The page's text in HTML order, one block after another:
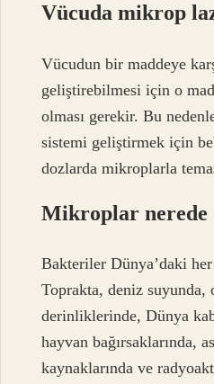
Vücuda mikrop
Vücudun bir maddeye
geliştirebilmesi için o
olması gerekir. Bu
sistemi geliştirmek için
dozlarda mikroplarla
Mikroplar nerede
Bakteriler Dünya’daki
Toprakta, deniz suyunda,
derinliklerinde, Dünya
hayvan bağırsaklarında,
kaynaklarında ve